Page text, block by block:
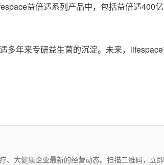
益倍适系列产品中，包括益倍适400
多年来专研益生菌的沉淀。未来，
、大健康企业最新的经营动态。扫描二维码，立即